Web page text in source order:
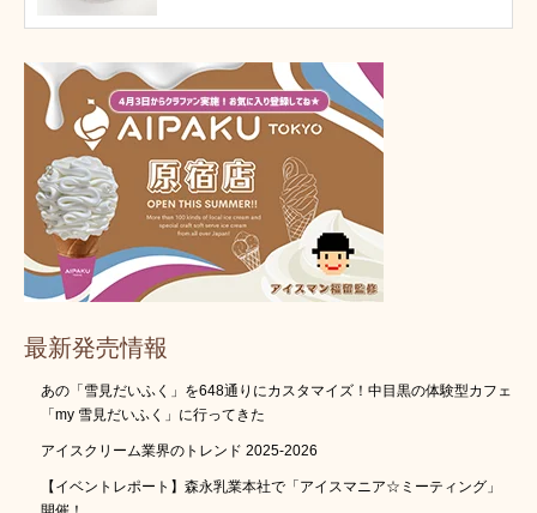
最新発売情報
あの「雪見だいふく」を648通りにカスタマイズ！中目黒の体験型カフェ
「my 雪見だいふく」に行ってきた
アイスクリーム業界のトレンド 2025-2026
【イベントレポート】森永乳業本社で「アイスマニア☆ミーティング」